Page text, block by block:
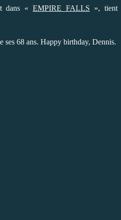
dans «EMPIRE FALLS »,
ses 68 ans. Happy birthday, Dennis.